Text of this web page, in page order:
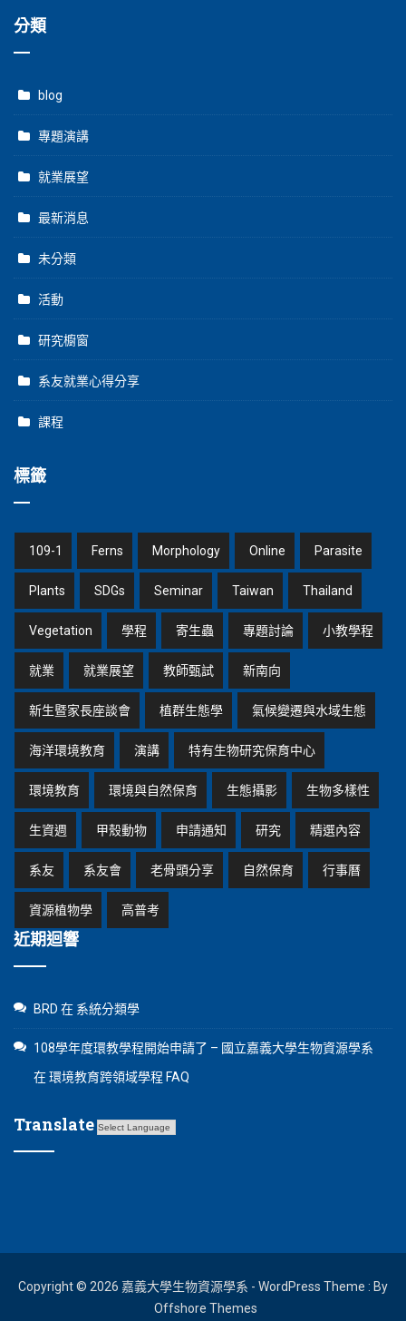
分類
blog
專題演講
就業展望
最新消息
未分類
活動
研究櫥窗
系友就業心得分享
課程
標籤
109-1 Ferns Morphology Online Parasite
Plants SDGs Seminar Taiwan Thailand
Vegetation 學程 寄生蟲 專題討論 小教學程
就業 就業展望 教師甄試 新南向
新生暨家長座談會 植群生態學 氣候變遷與水域生態
海洋環境教育 演講 特有生物研究保育中心
環境教育 環境與自然保育 生態攝影 生物多樣性
生資週 甲殼動物 申請通知 研究 精選內容
系友 系友會 老骨頭分享 自然保育 行事曆
資源植物學 高普考
近期迴響
BRD 在 系統分類學
108學年度環教學程開始申請了 – 國立嘉義大學生物資源學系
在環境教育跨領域學程 FAQ
Translate
Copyright © 2026 嘉義大學生物資源學系 - WordPress Theme : By
Offshore Themes